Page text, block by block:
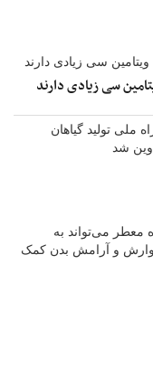
سی زیادی دارند